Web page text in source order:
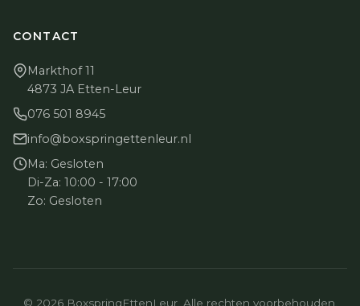
CONTACT
Markthof 11
4873 JA Etten-Leur
076 501 8945
info@boxspringettenleur.nl
Ma: Gesloten
Di-Za: 10:00 - 17:00
Zo: Gesloten
© 2026 BoxspringEttenLeur. Alle rechten voorbehouden.